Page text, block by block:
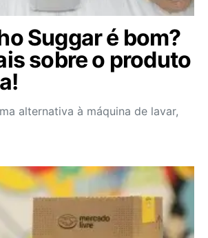
Suggar é bom?
sobre o produto
alternativa à máquina de lavar,